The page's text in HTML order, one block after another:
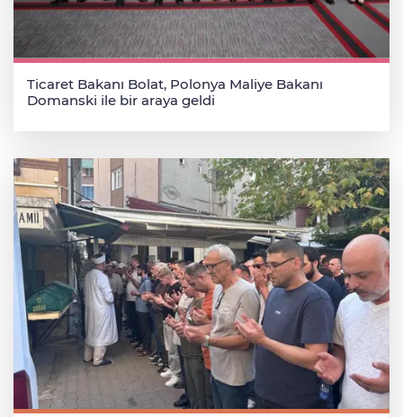
Ticaret Bakanı Bolat, Polonya Maliye Bakanı
Domanski ile bir araya geldi